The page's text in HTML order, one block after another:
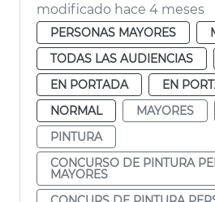
modificado hace 4 meses
PERSONAS MAYORES
TODAS LAS AUDIENCIAS
EN PORTADA
EN
NORMAL
MAYORES
PINTURA
CONCURSO DE PINTURA
MAYORES